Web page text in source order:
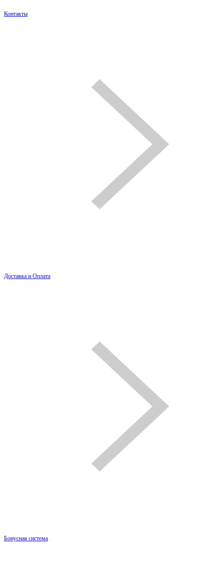
Контакты
Доставка и Оплата
Бонусная система